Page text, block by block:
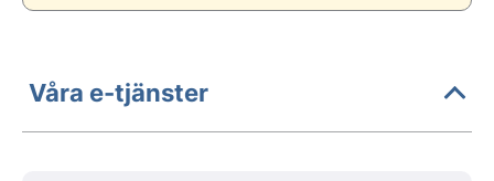
Våra e-tjänster